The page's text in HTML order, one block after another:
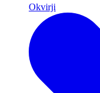
Okvirji